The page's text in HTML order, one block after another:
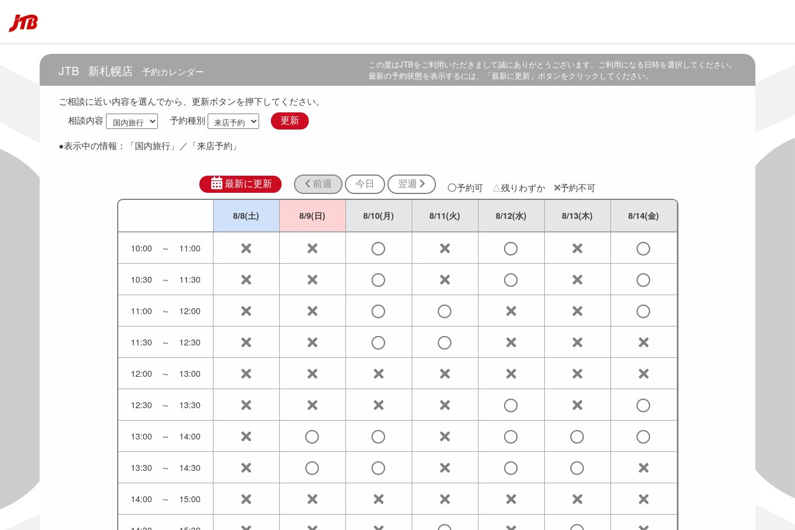
JTB 新札幌店 予約カレンダー
この度はJTBをご利用いただきまして誠にありがとうございます。ご利用になる日時を選択してください。
最新の予約状態を表示するには、「最新に更新」ボタンをクリックしてください。
ご相談に近い内容を選んでから、更新ボタンを押下してください。
相談内容
予約種別 更新
●表示中の情報： 「国内旅行」 ／「来店予約」
最新に更新 前週 今日 翌週 予約可 △残りわずか 予約不可
8/8(土) 8/9(日) 8/10(月) 8/11(火) 8/12(水) 8/13(木) 8/14(金)
8:00 9:00
8:30 ～ 9:30
10:00 ～ 11:00
10:30 ～ 11:30
11:00 ～ 12:00
11:30 ～ 12:30
12:00 ～ 13:00
12:30 ～ 13:30
13:00 ～ 14:00
13:30 ～ 14:30
14:00 ～ 15:00